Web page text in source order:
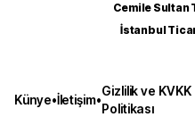
Cemile Sultan
İstanbul
Künye•İletişim•
Gizlilik ve KVKK
Politikası